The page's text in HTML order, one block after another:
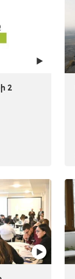
2